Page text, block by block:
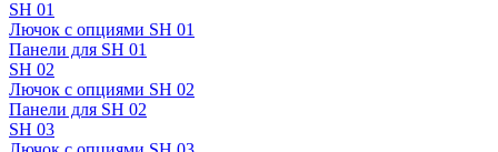
SH 01
Лючок с опциями SH 01
Панели для SH 01
SH 02
Лючок с опциями SH 02
Панели для SH 02
SH 03